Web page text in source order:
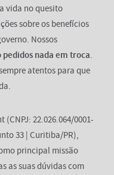
vida no quesito
sobre os benefícios
Nossos
pedidos nada em troca.
atentos para que
22.026.064/0001-
33 | Curitiba/PR),
principal missão
as suas dúvidas com